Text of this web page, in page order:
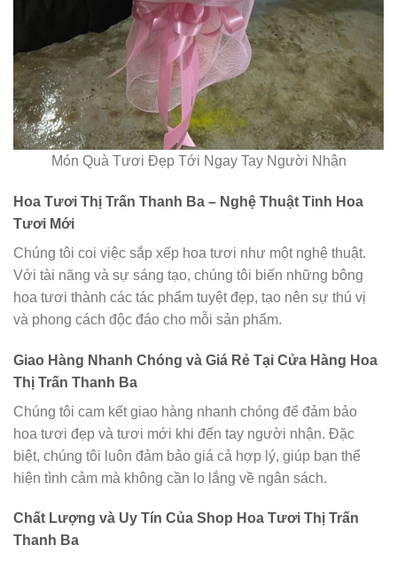
Món Quà Tươi Đẹp Tới Ngay Tay Người Nhận
Hoa Tươi Thị Trấn Thanh Ba – Nghệ Thuật Tinh Hoa
Tươi Mới
Chúng tôi coi việc sắp xếp hoa tươi như một nghệ thuật.
Với tài năng và sự sáng tạo, chúng tôi biến những bông
hoa tươi thành các tác phẩm tuyệt đẹp, tạo nên sự thú vị
và phong cách độc đáo cho mỗi sản phẩm.
Giao Hàng Nhanh Chóng và Giá Rẻ Tại Cửa Hàng Hoa
Thị Trấn Thanh Ba
Chúng tôi cam kết giao hàng nhanh chóng để đảm bảo
hoa tươi đẹp và tươi mới khi đến tay người nhận. Đặc
biệt, chúng tôi luôn đảm bảo giá cả hợp lý, giúp bạn thể
hiện tình cảm mà không cần lo lắng về ngân sách.
Chất Lượng và Uy Tín Của Shop Hoa Tươi Thị Trấn
Thanh Ba